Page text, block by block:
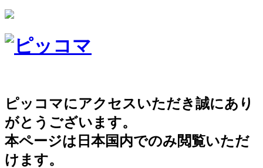
ピッコマにアクセスいただき誠にあり
がとうございます。
本ページは日本国内でのみ閲覧いただ
けます。